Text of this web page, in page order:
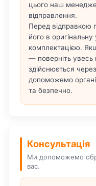
цього наш
відправлення.
Перед відправкою
його в
комплектацією.
— поверніть
здійснюється через
допоможемо
та безпечно.
Консультація
Ми допоможемо
вас.